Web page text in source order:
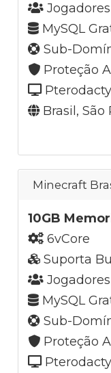
MySQL
Sub-
Proteção
Pterodactyl
Brasil, São
Minecraft
10GB
6vCore
Suporta
MySQL
Sub-
Proteção
Pterodactyl